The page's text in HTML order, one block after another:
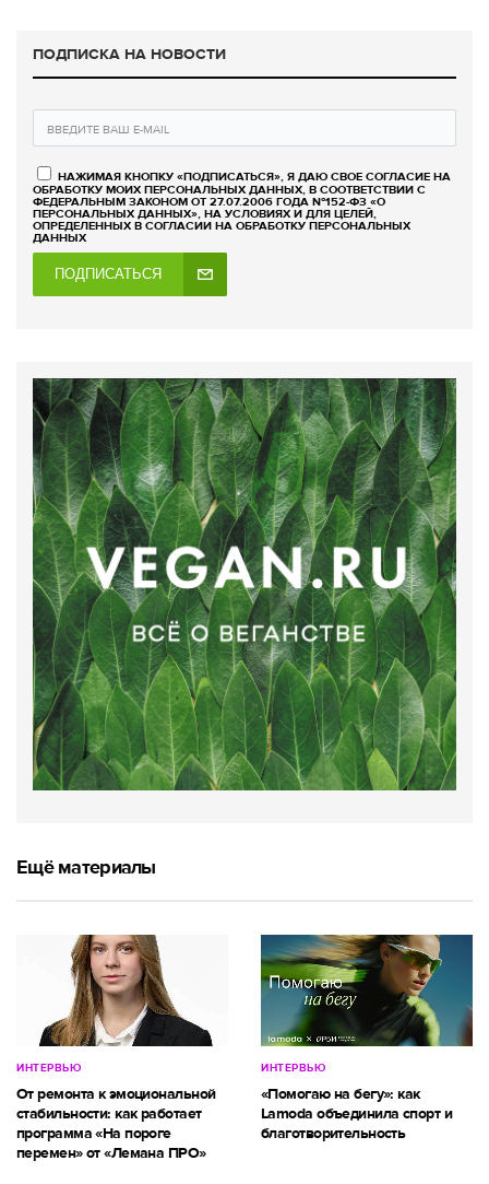
ПОДПИСКА НА НОВОСТИ
НАЖИМАЯ КНОПКУ «ПОДПИСАТЬСЯ», Я ДАЮ СВОЕ СОГЛАСИЕ НА
ОБРАБОТКУ МОИХ ПЕРСОНАЛЬНЫХ ДАННЫХ, В СООТВЕТСТВИИ С
ФЕДЕРАЛЬНЫМ ЗАКОНОМ ОТ 27.07.2006 ГОДА №152-ФЗ «О
ПЕРСОНАЛЬНЫХ ДАННЫХ», НА УСЛОВИЯХ И ДЛЯ ЦЕЛЕЙ,
ОПРЕДЕЛЕННЫХ В СОГЛАСИИ НА ОБРАБОТКУ ПЕРСОНАЛЬНЫХ
ДАННЫХ
ПОДПИСАТЬСЯ
Ещё материалы
ИНТЕРВЬЮ
От ремонта к эмоциональной
стабильности: как работает
программа «На пороге
перемен» от «Лемана ПРО»
ИНТЕРВЬЮ
«Помогаю на бегу»: как
Lamoda объединила спорт и
благотворительность